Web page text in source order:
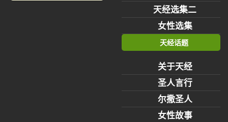
天经选集二
女性选集
天经话题
关于天经
圣人言行
尔撒圣人
女性故事